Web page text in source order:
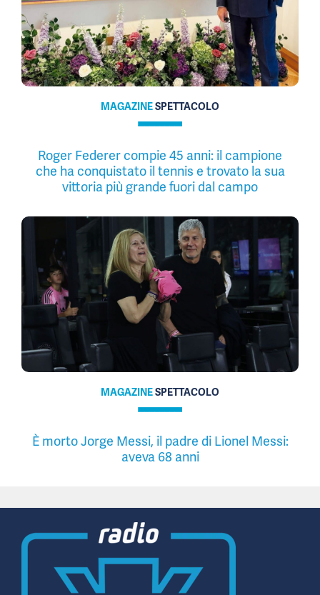
MAGAZINESPETTACOLO
Roger Federer compie 45 anni: il campione
che ha conquistato il tennis e trovato la sua
vittoria più grande fuori dal campo
MAGAZINESPETTACOLO
È morto Jorge Messi, il padre di Lionel Messi:
aveva 68 anni